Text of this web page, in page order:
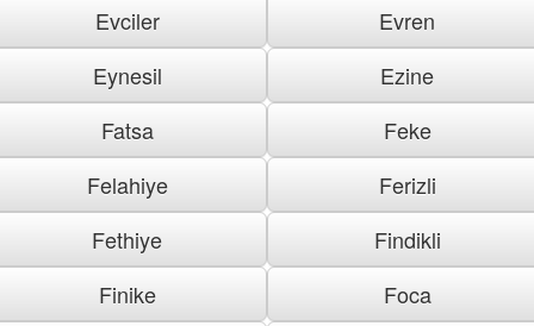
Evciler
Evren
Eynesil
Ezine
Fatsa
Feke
Felahiye
Ferizli
Fethiye
Findikli
Finike
Foca